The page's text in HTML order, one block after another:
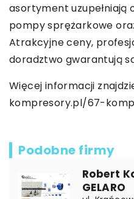
asortyment uzupełniają
pompy sprężarkowe
Atrakcyjne ceny,
doradztwo gwarantują
Więcej informacji
kompresory.pl/67-
Podobne firmy
Robert
GELARO